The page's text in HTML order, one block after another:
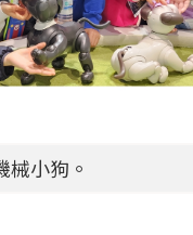
小狗。